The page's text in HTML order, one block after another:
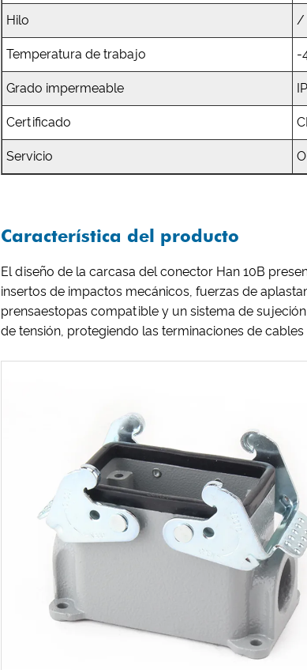
Hilo /
Temperatura de trabajo -
Grado impermeable
Certificado
Servicio
Característica del producto
El diseño de la carcasa del conector Han 10B
insertos de impactos mecánicos, fuerzas de
prensaestopas compatible y un sistema de
de tensión, protegiendo las terminaciones de